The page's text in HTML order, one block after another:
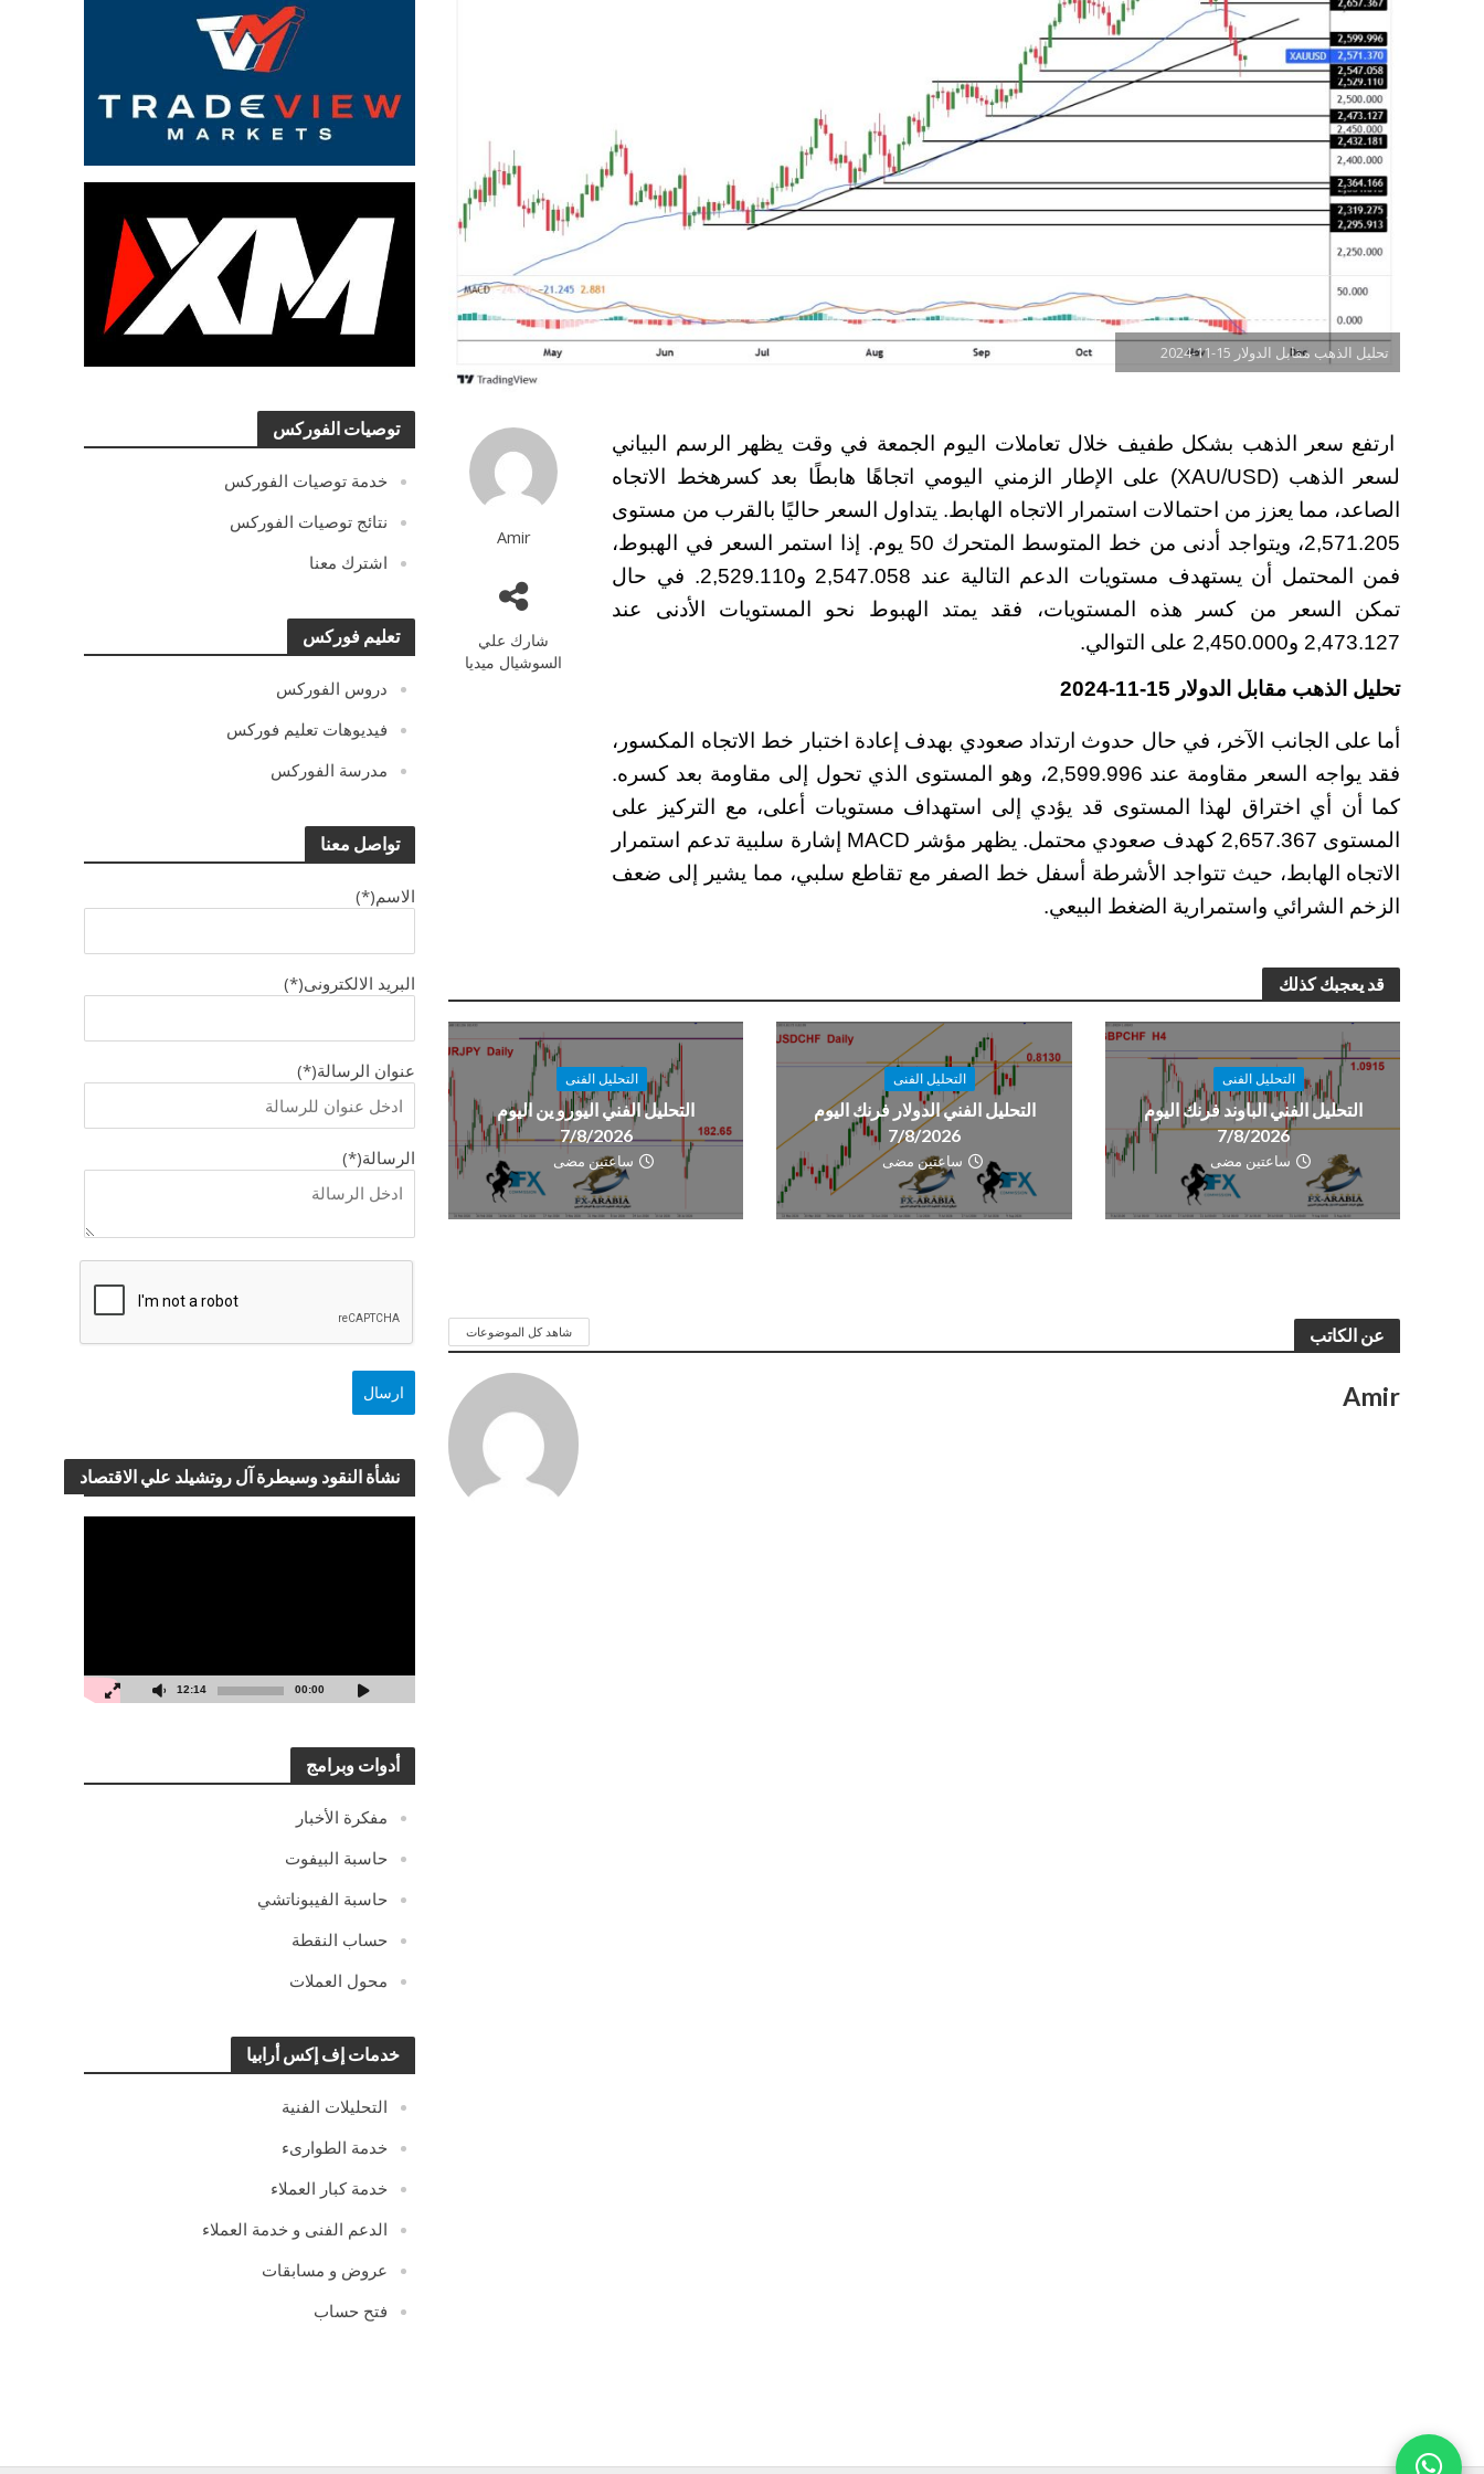
توصيات الفوركس
خدمة توصيات الفوركس
نتائج توصيات الفوركس
اشترك معنا
تعليم فوركس
دروس الفوركس
فيديوهات تعليم فوركس
مدرسة الفوركس
تواصل معنا
الاسم(*)
البريد الالكترونى(*)
عنوان الرسالة(*)
الرسالة(*)
نشأة النقود وسيطرة آل روتشيلد علي الاقتصاد
00:00
12:14
أدوات وبرامج
مفكرة الأخبار
حاسبة البيفوت
حاسبة الفيبوناتشي
حساب النقطة
محول العملات
خدمات إف إكس أرابيا
التحليلات الفنية
خدمة الطوارىء
خدمة كبار العملاء
الدعم الفنى و خدمة العملاء
عروض و مسابقات
فتح حساب
تحليل الذهب مقابل الدولار 15-11-2024
Amir
شارك علي
السوشيال ميديا
ارتفع سعر الذهب بشكل طفيف خلال تعاملات اليوم الجمعة في وقت يظهر الرسم البياني
لسعر الذهب (XAU/USD) على الإطار الزمني اليومي اتجاهًا هابطًا بعد كسرهخط الاتجاه
الصاعد، مما يعزز من احتمالات استمرار الاتجاه الهابط. يتداول السعر حاليًا بالقرب من مستوى
2,571.205، ويتواجد أدنى من خط المتوسط المتحرك 50 يوم. إذا استمر السعر في الهبوط،
فمن المحتمل أن يستهدف مستويات الدعم التالية عند 2,547.058 و2,529.110. في حال
تمكن السعر من كسر هذه المستويات، فقد يمتد الهبوط نحو المستويات الأدنى عند
2,473.127 و2,450.000 على التوالي.
تحليل الذهب مقابل الدولار 15-11-2024
أما على الجانب الآخر، في حال حدوث ارتداد صعودي بهدف إعادة اختبار خط الاتجاه المكسور،
فقد يواجه السعر مقاومة عند 2,599.996، وهو المستوى الذي تحول إلى مقاومة بعد كسره.
كما أن أي اختراق لهذا المستوى قد يؤدي إلى استهداف مستويات أعلى، مع التركيز على
المستوى 2,657.367 كهدف صعودي محتمل. يظهر مؤشر MACD إشارة سلبية تدعم استمرار
الاتجاه الهابط، حيث تتواجد الأشرطة أسفل خط الصفر مع تقاطع سلبي، مما يشير إلى ضعف
الزخم الشرائي واستمرارية الضغط البيعي.
قد يعجبك كذلك
التحليل الفنى
التحليل الفني الباوند فرنك اليوم
7/8/2026
ساعتين مضى
التحليل الفنى
التحليل الفني الدولار فرنك اليوم
7/8/2026
ساعتين مضى
التحليل الفنى
التحليل الفني اليورو ين اليوم
7/8/2026
ساعتين مضى
عن الكاتب شاهد كل الموضوعات
Amir